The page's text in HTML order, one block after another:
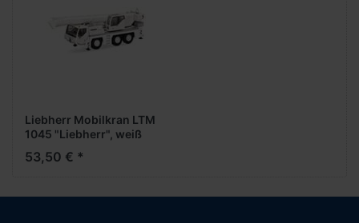
Liebherr Mobilkran LTM
1045 "Liebherr", weiß
53,50 € *